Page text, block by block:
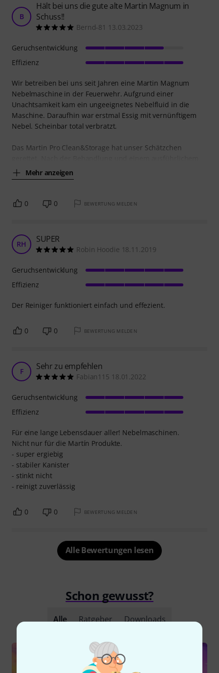
B
Hält bei uns die gute alte Martin Magnum in
Schuss!!
Bernd-81 13.03.2023
Wir betreiben bei uns seit Jahren eine Martin Magnum
Nebelmaschine in der Feuerwehr. Aufgrund einer
Unachtsamkeit kam ein ungeeignetes Nebelfluid in die
Maschine. Daraufhin war erstmal Essig mit vernünftigem
Nebel. Scheinbar total verbratzt.
Das Martin Pro Clean&Storage hat unser Schätzchen
Mehr anzeigen
Geruchsentwicklung
Effizienz
0 0 BEWERTUNG MELDEN
RH SUPER
Robin Hoodie 18.11.2019
Der Reiniger funktioniert einfach und effezient.
Geruchsentwicklung
Effizienz
0 0 BEWERTUNG MELDEN
F Sehr zu empfehlen
Fabian115 18.01.2022
Für eine lange Lebensdauer aller! Nebelmaschinen.
Nicht nur für die Martín Produkte.
- super ergiebig
- stabiler Kanister
- stinkt nicht
- reinigt zuverlässig
Geruchsentwicklung
Effizienz
0 0 BEWERTUNG MELDEN
Alle Bewertungen lesen
Schon gewusst?
Alle Ratgeber Downloads